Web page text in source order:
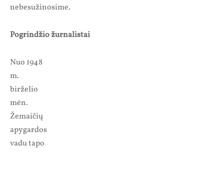
nebesužinosime.
Pogrindžio žurnalistai
Nuo 1948
m.
birželio
mėn.
Žemaičių
apygardos
vadu tapo